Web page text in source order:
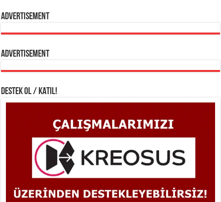
Advertisement
Advertisement
DESTEK OL / KATIL!